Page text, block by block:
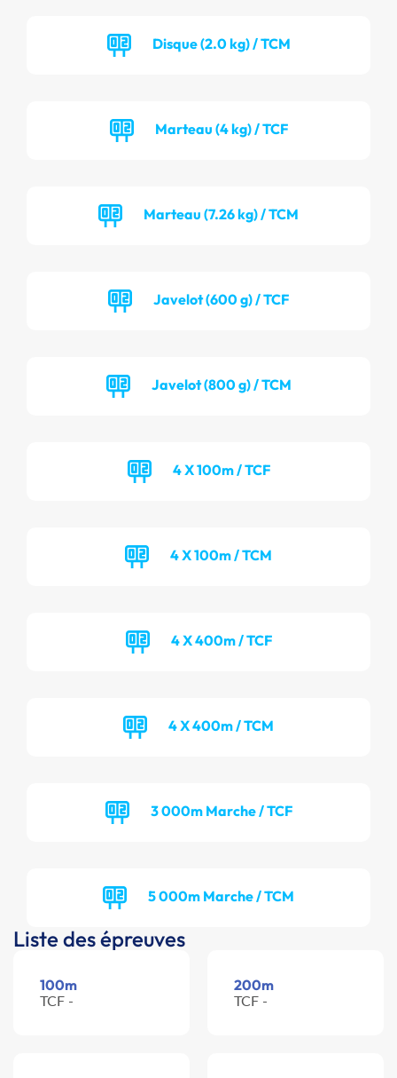
Disque (2.0 kg) / TCM
Marteau (4 kg) / TCF
Marteau (7.26 kg) / TCM
Javelot (600 g) / TCF
Javelot (800 g) / TCM
4 X 100m / TCF
4 X 100m / TCM
4 X 400m / TCF
4 X 400m / TCM
3 000m Marche / TCF
5 000m Marche / TCM
Liste des épreuves
100m
TCF -
200m
TCF -